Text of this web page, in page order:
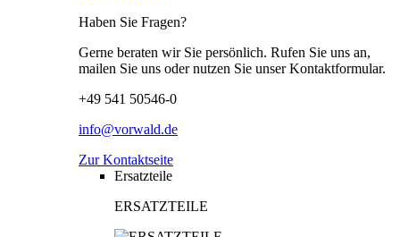
Haben Sie Fragen?
Gerne beraten wir Sie persönlich. Rufen Sie uns an,
mailen Sie uns oder nutzen Sie unser Kontaktformular.
+49 541 50546-0
info@vorwald.de
Zur Kontaktseite
Ersatzteile
ERSATZTEILE